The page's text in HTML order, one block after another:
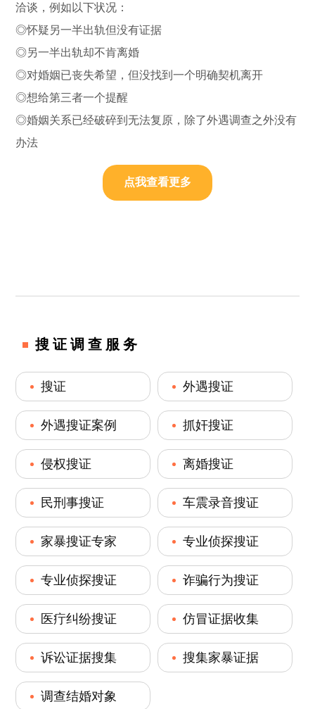
洽谈，例如以下状况：
◎怀疑另一半出轨但没有证据
◎另一半出轨却不肯离婚
◎对婚姻已丧失希望，但没找到一个明确契机离开
◎想给第三者一个提醒
◎婚姻关系已经破碎到无法复原，除了外遇调查之外没有
办法
点我查看更多
搜证调查服务
搜证 外遇搜证
外遇搜证案例 抓奸搜证
侵权搜证 离婚搜证
民刑事搜证 车震录音搜证
家暴搜证专家 专业侦探搜证
专业侦探搜证 诈骗行为搜证
医疔纠纷搜证 仿冒证据收集
诉讼证据搜集 搜集家暴证据
调查结婚对象